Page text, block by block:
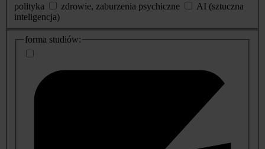
polityka
zdrowie, zaburzenia psychiczne
AI (sztuczna
inteligencja)
dodatkowe
informacje
forma studiów: